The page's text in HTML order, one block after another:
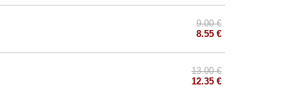
9.00 €
8.55 €
13.00 €
12.35 €